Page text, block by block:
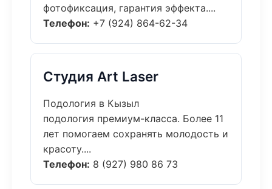
фотофиксация, гарантия эффекта....
Телефон: +7 (924) 864-62-34
Студия Art Laser
Подология в Кызыл
подология премиум-класса. Более 11
лет помогаем сохранять молодость и
красоту....
Телефон: 8 (927) 980 86 73